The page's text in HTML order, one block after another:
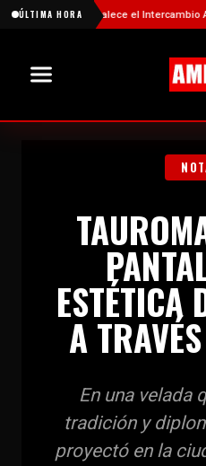
ÚLTIMA HORA
China Fortalece el Intercambio
ESTÉTICA
A
En una velada
tradición y
proyectó en la